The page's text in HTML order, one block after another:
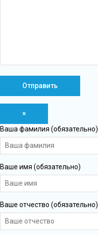
×
Ваша фамилия (обязательно)
Ваше имя (обязательно)
Ваше отчество (обязательно)